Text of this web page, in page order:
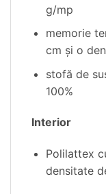
g/mp
memorie
cm şi o
stofă de
100%
Interior
Polilattex
densitate